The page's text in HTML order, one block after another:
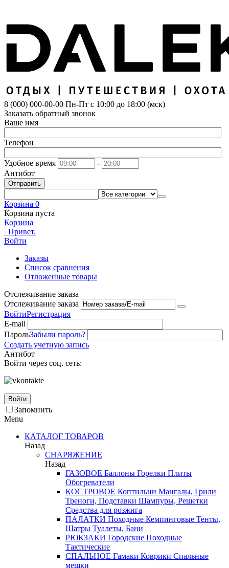
8 (000) 000-00-00 Пн-Пт с 10:00 до 18:00 (мск)
Заказать обратный звонок
Ваше имя
Телефон
Удобное время
-
Антибот
Отправить
Корзина 0
Корзина пуста
Корзина
Привет.
Войти
Заказы
Список сравнения
Отложенные товары
Отслеживание заказа
Отслеживание заказа
ВойтиРегистрация
E-mail
ПарольЗабыли пароль?
Создать учетную запись
Антибот
Войти через соц. сеть:
Войти
Запомнить
Menu
КАТАЛОГ ТОВАРОВ
Назад
СНАРЯЖЕНИЕ
Назад
ГАЗОВОЕ Баллоны Горелки Плиты
Обогреватели
КОСТРОВОЕ Коптильни Мангалы, Грили
Треноги, Подставки Шампуры, Решетки
Средства для розжига
ПАЛАТКИ Походные Кемпинговые Тенты,
Шатры Туалеты, Бани
РЮКЗАКИ Городские Походные
Тактические
СПАЛЬНОЕ Гамаки Коврики Спальные
мешки